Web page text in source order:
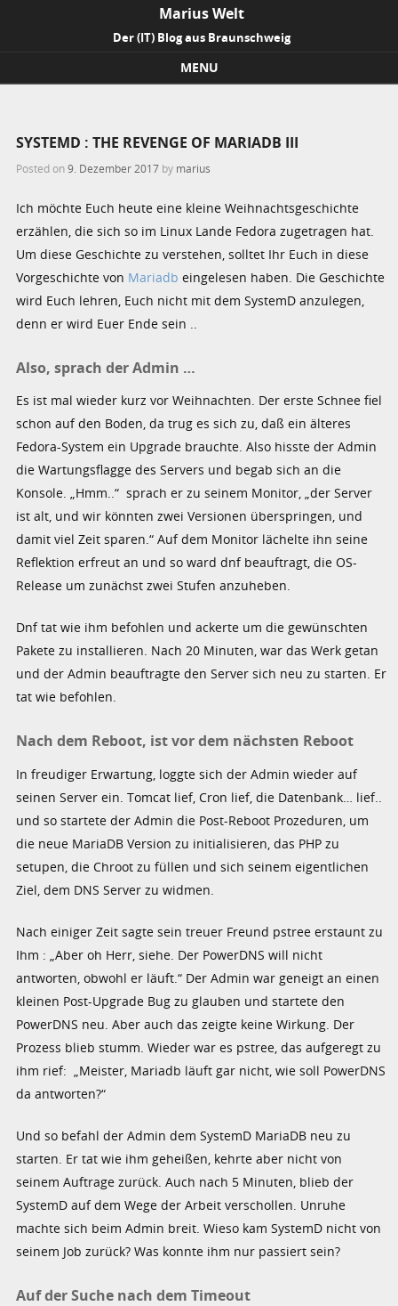
Marius Welt
Der (IT) Blog aus Braunschweig
MENU
SYSTEMD : THE REVENGE OF MARIADB III
Posted on9. Dezember 2017 by marius
Ich möchte Euch heute eine kleine Weihnachtsgeschichte
erzählen, die sich so im Linux Lande Fedora zugetragen hat.
Um diese Geschichte zu verstehen, solltet Ihr Euch in diese
Vorgeschichte von Mariadb eingelesen haben. Die Geschichte
wird Euch lehren, Euch nicht mit dem SystemD anzulegen,
denn er wird Euer Ende sein ..
Also, sprach der Admin …
Es ist mal wieder kurz vor Weihnachten. Der erste Schnee fiel
schon auf den Boden, da trug es sich zu, daß ein älteres
Fedora-System ein Upgrade brauchte. Also hisste der Admin
die Wartungsflagge des Servers und begab sich an die
Konsole. „Hmm..“ sprach er zu seinem Monitor, „der Server
ist alt, und wir könnten zwei Versionen überspringen, und
damit viel Zeit sparen.“ Auf dem Monitor lächelte ihn seine
Reflektion erfreut an und so ward dnf beauftragt, die OS-
Release um zunächst zwei Stufen anzuheben.
Dnf tat wie ihm befohlen und ackerte um die gewünschten
Pakete zu installieren. Nach 20 Minuten, war das Werk getan
und der Admin beauftragte den Server sich neu zu starten. Er
tat wie befohlen.
Nach dem Reboot, ist vor dem nächsten Reboot
In freudiger Erwartung, loggte sich der Admin wieder auf
seinen Server ein. Tomcat lief, Cron lief, die Datenbank… lief..
und so startete der Admin die Post-Reboot Prozeduren, um
die neue MariaDB Version zu initialisieren, das PHP zu
setupen, die Chroot zu füllen und sich seinem eigentlichen
Ziel, dem DNS Server zu widmen.
Nach einiger Zeit sagte sein treuer Freund pstree erstaunt zu
Ihm : „Aber oh Herr, siehe. Der PowerDNS will nicht
antworten, obwohl er läuft.“ Der Admin war geneigt an einen
kleinen Post-Upgrade Bug zu glauben und startete den
PowerDNS neu. Aber auch das zeigte keine Wirkung. Der
Prozess blieb stumm. Wieder war es pstree, das aufgeregt zu
ihm rief: „Meister, Mariadb läuft gar nicht, wie soll PowerDNS
da antworten?“
Und so befahl der Admin dem SystemD MariaDB neu zu
starten. Er tat wie ihm geheißen, kehrte aber nicht von
seinem Auftrage zurück. Auch nach 5 Minuten, blieb der
SystemD auf dem Wege der Arbeit verschollen. Unruhe
machte sich beim Admin breit. Wieso kam SystemD nicht von
seinem Job zurück? Was konnte ihm nur passiert sein?
Auf der Suche nach dem Timeout